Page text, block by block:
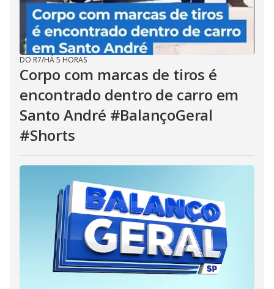
DO R7/HÁ 5 HORAS
Corpo com marcas de tiros é
encontrado dentro de carro em
Santo André #BalançoGeral
#Shorts